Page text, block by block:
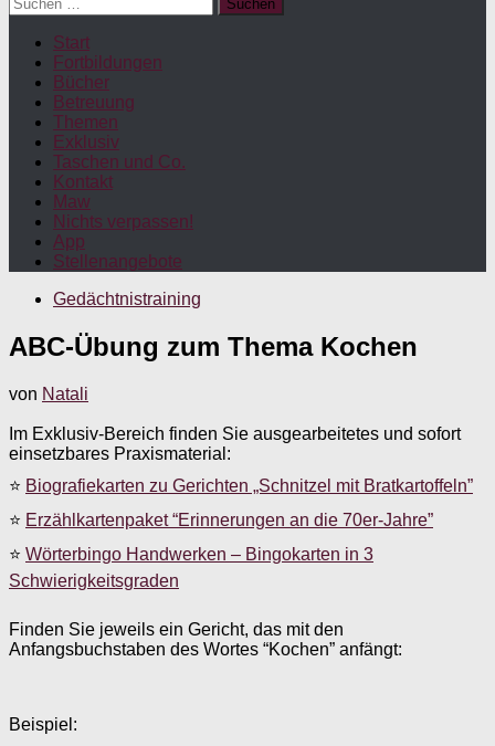
nach:
Start
Fortbildungen
Bücher
Betreuung
Themen
Exklusiv
Taschen und Co.
Kontakt
Maw
Nichts verpassen!
App
Stellenangebote
Gedächtnistraining
ABC-Übung zum Thema Kochen
von Natali
Im Exklusiv-Bereich finden Sie ausgearbeitetes und sofort
einsetzbares Praxismaterial:
⭐ Biografiekarten zu Gerichten „Schnitzel mit Bratkartoffeln”
⭐ Erzählkartenpaket “Erinnerungen an die 70er-Jahre”
⭐ Wörterbingo Handwerken – Bingokarten in 3
Schwierigkeitsgraden
Finden Sie jeweils ein Gericht, das mit den
Anfangsbuchstaben des Wortes “Kochen” anfängt:
Beispiel: